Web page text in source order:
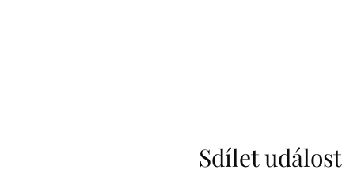
Sdílet událost